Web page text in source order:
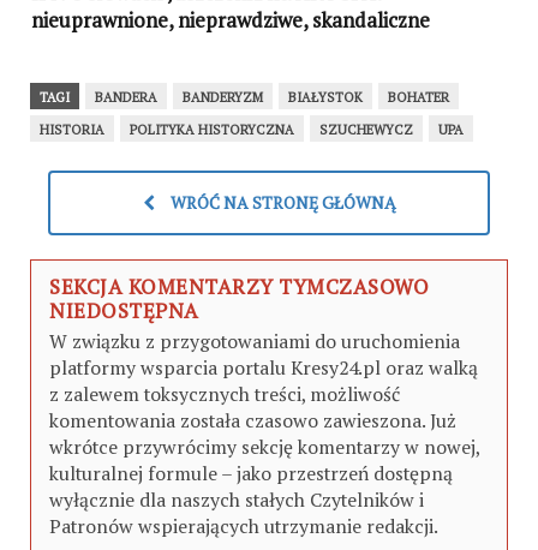
nieuprawnione, nieprawdziwe, skandaliczne
TAGI BANDERA BANDERYZM BIAŁYSTOK
BOHATER
HISTORIA
POLITYKA HISTORYCZNA SZUCHEWYCZ UPA
WRÓĆ NA STRONĘ GŁÓWNĄ
SEKCJA KOMENTARZY TYMCZASOWO
NIEDOSTĘPNA
W związku z przygotowaniami do uruchomienia
platformy wsparcia portalu Kresy24.pl oraz walką
z zalewem toksycznych treści, możliwość
komentowania została czasowo zawieszona. Już
wkrótce przywrócimy sekcję komentarzy w nowej,
kulturalnej formule – jako przestrzeń dostępną
wyłącznie dla naszych stałych Czytelników i
Patronów wspierających utrzymanie redakcji.